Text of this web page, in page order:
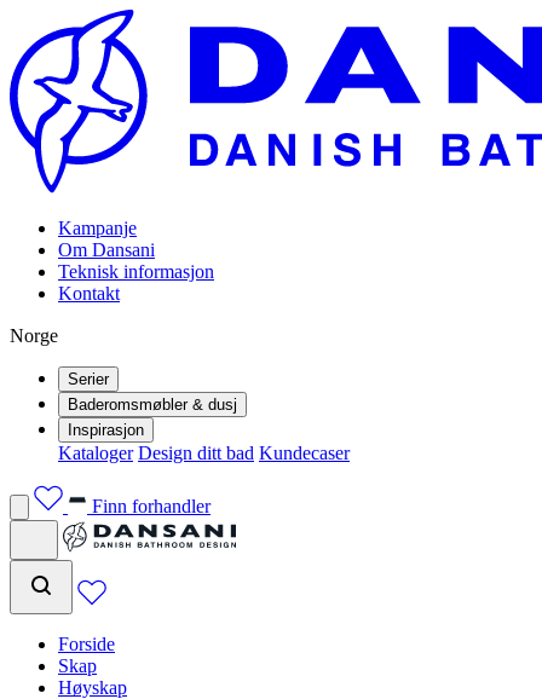
Kampanje
Om Dansani
Teknisk informasjon
Kontakt
Norge
Serier
Baderomsmøbler & dusj
Inspirasjon
Kataloger Design ditt bad Kundecaser
Finn forhandler
Forside
Skap
Høyskap